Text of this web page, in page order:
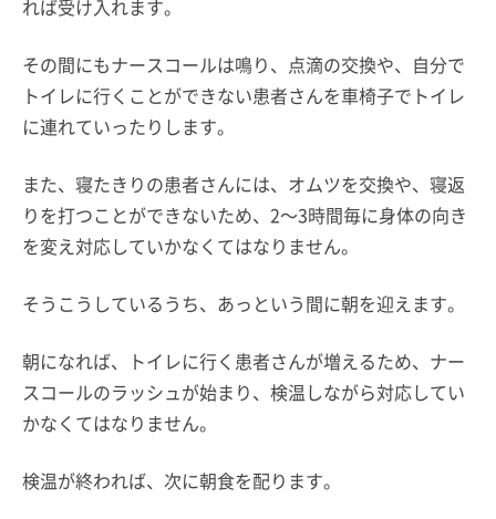
れば受け入れます。
その間にもナースコールは鳴り、点滴の交換や、自分で
トイレに行くことができない患者さんを車椅子でトイレ
に連れていったりします。
また、寝たきりの患者さんには、オムツを交換や、寝返
りを打つことができないため、2～3時間毎に身体の向き
を変え対応していかなくてはなりません。
そうこうしているうち、あっという間に朝を迎えます。
朝になれば、トイレに行く患者さんが増えるため、ナー
スコールのラッシュが始まり、検温しながら対応してい
かなくてはなりません。
検温が終われば、次に朝食を配ります。